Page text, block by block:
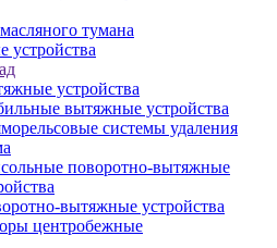
тумана
устройства
устройства
вытяжные устройства
системы удаления
поворотно-вытяжные
вытяжные устройства
центробежные